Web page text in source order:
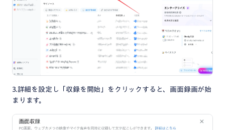
3.詳細を設定し「収録を開始」をクリックすると、画面録画が始
まります。